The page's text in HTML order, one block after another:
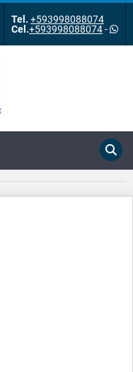
Tel. +593998088074
Cel.+593998088074-